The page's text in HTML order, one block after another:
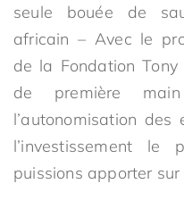
seule bouée de
africain – Avec le
de la Fondation Tony
de première
l’autonomisation
l’investissement le
puissions apporter